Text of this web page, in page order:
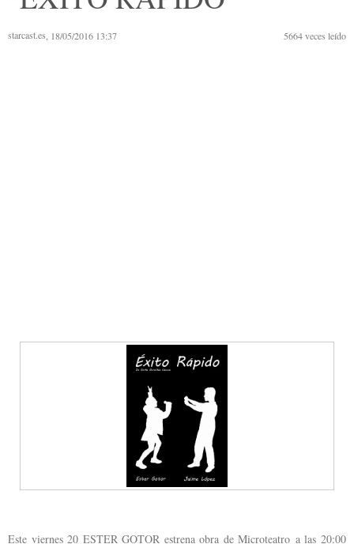
starcast.es , 18/05/2016 13:37 5664veces leído
Este viernes 20 ESTER GOTOR estrena obra de Microteatro a las 20:00